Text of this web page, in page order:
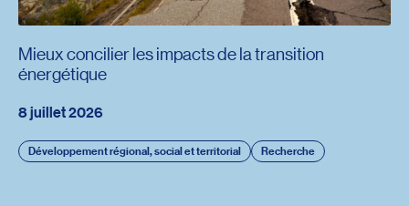
8 juillet 2026
Développement régional, social et territorial Recherche
Mieux concilier les impacts de la transition
énergétique